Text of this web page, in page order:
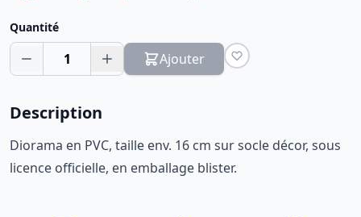
Quantité
1 Ajouter
Description
Diorama en PVC, taille env. 16 cm sur socle décor, sous
licence officielle, en emballage blister.